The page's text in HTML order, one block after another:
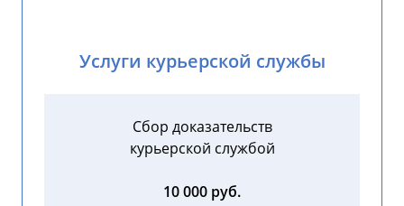
Услуги курьерской службы
Сбор доказательств
курьерской службой
10 000 руб.